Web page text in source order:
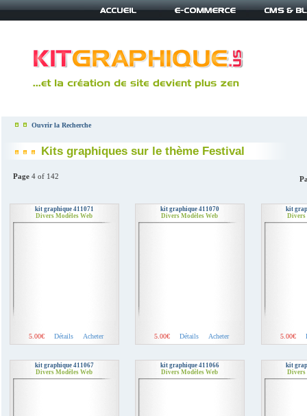
Ouvrir la Recherche
Kits graphiques sur le thème Festival
Page 4 of 142
kit graphique 411071
Divers Modèles Web
5.00€ Détails Acheter
kit graphique 411070
Divers Modèles Web
5.00€ Détails Acheter
kit
Divers
5.00€
kit graphique 411067
Divers Modèles Web
kit graphique 411066
Divers Modèles Web
kit
Divers